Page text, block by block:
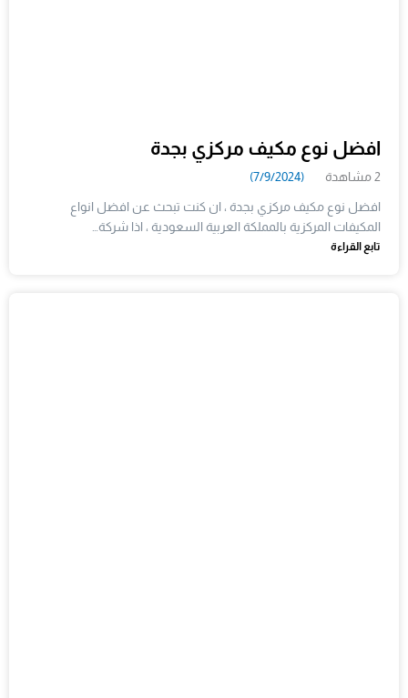
افضل نوع مكيف مركزي بجدة
2 مشاهدة (7/9/2024)
افضل نوع مكيف مركزي بجدة ، ان كنت تبحث عن افضل انواع
المكيفات المركزية بالمملكة العربية السعودية ، اذا شركة…
تابع القراءة